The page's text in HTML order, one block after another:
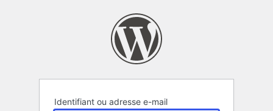
Identifiant ou adresse e-mail